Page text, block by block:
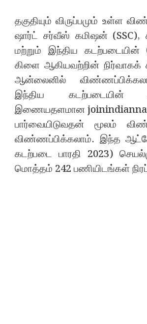
தகுதியும் விருப்பமும் உள்ள
ஷார்ட் சர்வீஸ் கமிஷன் (SSC),
மற்றும் இந்திய கடற்படையின்
கிளை ஆகியவற்றின் நிர்வாகக்
ஆன்லைனில்
இந்திய கடற்படையின்
இணையதளமான
பார்வையிடுவதன் மூலம்
விண்ணப்பிக்கலாம். இந்த
கடற்படை பாரதி 2023)
மொத்தம் 242 பணியிடங்கள்